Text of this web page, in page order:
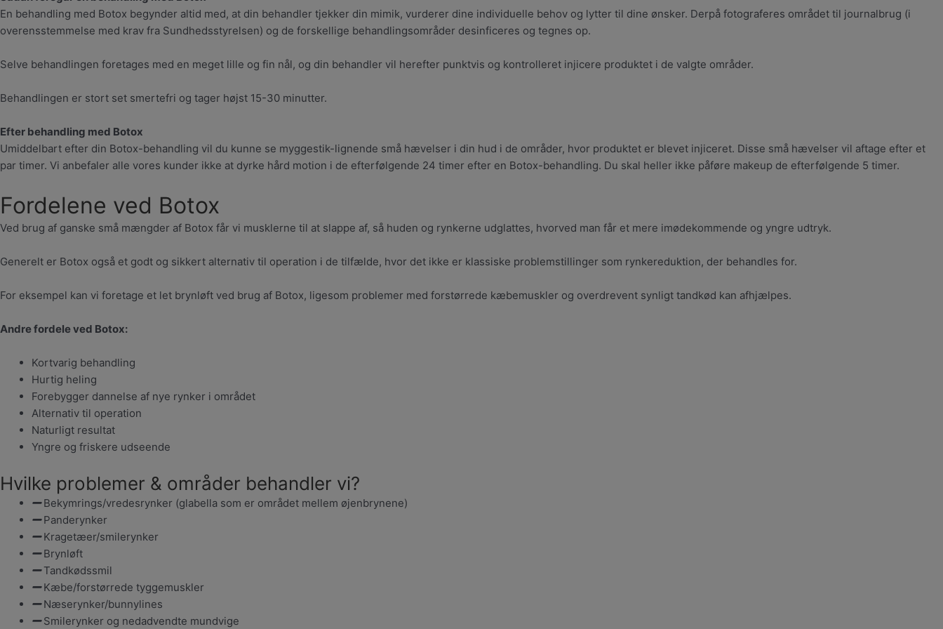
En behandling med Botox begynder altid med, at din behandler tjekker din mimik, vurderer dine individuelle behov og lytter til dine ønsker. Derpå fotograferes området til journalbrug (i
overensstemmelse med krav fra Sundhedsstyrelsen) og de forskellige behandlingsområder desinficeres og tegnes op.
Selve behandlingen foretages med en meget lille og fin nål, og din behandler vil herefter punktvis og kontrolleret injicere produktet i de valgte områder.
Behandlingen er stort set smertefri og tager højst 15-30 minutter.
Efter behandling med Botox
Umiddelbart efter din Botox-behandling vil du kunne se myggestik-lignende små hævelser i din hud i de områder, hvor produktet er blevet injiceret. Disse små hævelser vil aftage efter et
par timer. Vi anbefaler alle vores kunder ikke at dyrke hård motion i de efterfølgende 24 timer efter en Botox-behandling. Du skal heller ikke påføre makeup de efterfølgende 5 timer.
Fordelene ved Botox
Ved brug af ganske små mængder af Botox får vi musklerne til at slappe af, så huden og rynkerne udglattes, hvorved man får et mere imødekommende og yngre udtryk.
Generelt er Botox også et godt og sikkert alternativ til operation i de tilfælde, hvor det ikke er klassiske problemstillinger som rynkereduktion, der behandles for.
For eksempel kan vi foretage et let brynløft ved brug af Botox, ligesom problemer med forstørrede kæbemuskler og overdrevent synligt tandkød kan afhjælpes.
Andre fordele ved Botox:
Kortvarig behandling
Hurtig heling
Forebygger dannelse af nye rynker i området
Alternativ til operation
Naturligt resultat
Yngre og friskere udseende
Hvilke problemer & områder behandler vi?
Bekymrings/vredesrynker (glabella som er området mellem øjenbrynene)
Panderynker
Kragetæer/smilerynker
Brynløft
Tandkødssmil
Kæbe/forstørrede tyggemuskler
Næserynker/bunnylines
Smilerynker og nedadvendte mundvige